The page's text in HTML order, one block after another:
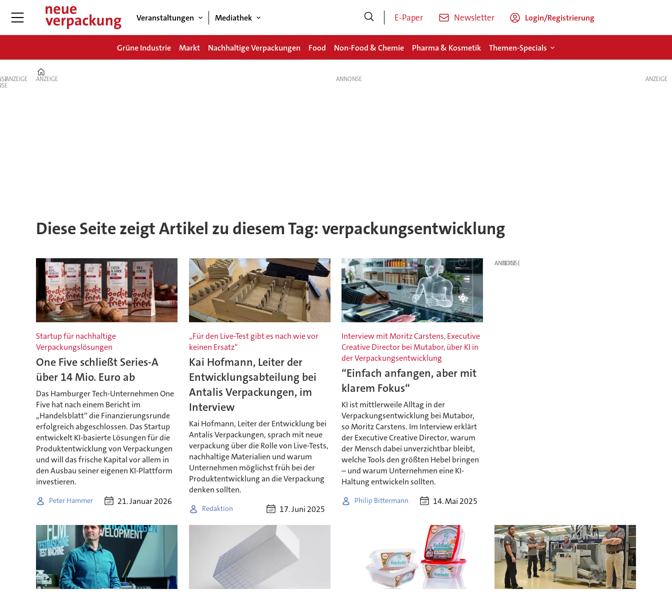
Veranstaltungen Mediathek E-Paper Newsletter Login/Registrierung
Grüne Industrie Markt Nachhaltige Verpackungen Food Non-Food & Chemie Pharma & Kosmetik Themen-Specials
ANZEIGE ANZEIGE
Diese Seite zeigt Artikel zu diesem Tag: verpackungsentwicklung
Startup für nachhaltige
Verpackungslösungen
One Five schließt Series-A
über 14 Mio. Euro ab
Das Hamburger Tech-Unternehmen One
Five hat nach einem Bericht im
„Handelsblatt“ die Finanzierungsrunde
erfolgreich abgeschlossen. Das Startup
entwickelt KI-basierte Lösungen für die
Produktentwicklung von Verpackungen
und will das frische Kapital vor allem in
den Ausbau seiner eigenen KI-Plattform
investieren.
Peter Hammer 21. Januar 2026
„Für den Live-Test gibt es nach wie vor
keinen Ersatz“
Kai Hofmann, Leiter der
Entwicklungsabteilung bei
Antalis Verpackungen, im
Interview
Kai Hofmann, Leiter der Entwicklung bei
Antalis Verpackungen, sprach mit neue
verpackung über die Rolle von Live-Tests,
nachhaltige Materialien und warum
Unternehmen möglichst früh bei der
Produktentwicklung an die Verpackung
denken sollten.
Redaktion 17. Juni 2025
Interview mit Moritz Carstens, Executive
Creative Director bei Mutabor, über KI in
der Verpackungsentwicklung
“Einfach anfangen, aber mit
klarem Fokus“
KI ist mittlerweile Alltag in der
Verpackungsentwicklung bei Mutabor,
so Moritz Carstens. Im Interview erklärt
der Executive Creative Director, warum
der Mensch dabei unverzichtbar bleibt,
welche Tools den größten Hebel bringen
– und warum Unternehmen eine KI-
Haltung entwickeln sollten.
Philip Bittermann 14. Mai 2025
ANZEIGE
ANZEIGE